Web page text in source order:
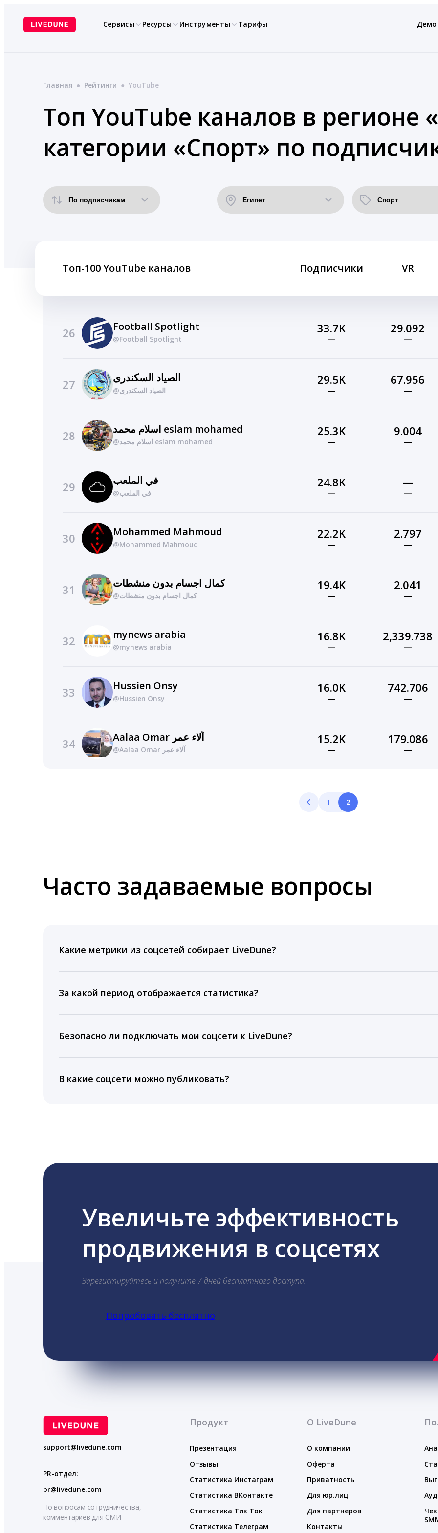
содержимому
Сервисы Ресурсы Инструменты Тарифы Демо
Главная ● Рейтинги ● YouTube
Топ YouTube каналов в регионе
категории «Спорт» по
Топ-100 YouTube каналов Подписчики VR
26 Football Spotlight
@Football Spotlight
33.7K
—
29.092
—
27 الصياد السكندرى
@الصياد السكندرى
29.5K
—
67.956
—
28 اسلام محمد eslam mohamed
@اسلام محمد eslam mohamed
25.3K
—
9.004
—
29 في الملعب
@في الملعب
24.8K
—
—
—
30 Mohammed Mahmoud
@Mohammed Mahmoud
22.2K
—
2.797
—
31 كمال اجسام بدون منشطات
@كمال اجسام بدون منشطات
19.4K
—
2.041
—
32 mynews arabia
@mynews arabia
16.8K
—
2,339.738
—
33 Hussien Onsy
@Hussien Onsy
16.0K
—
742.706
—
34 Aalaa Omar آلاء عمر
@Aalaa Omar آلاء عمر
15.2K
—
179.086
—
1 2
Часто задаваемые вопросы
Какие метрики из соцсетей собирает LiveDune?
время для публикации, показываем лучшие посты и присылаем автоматические отчеты с
За какой период отображается статистика?
подключении тарифа Блогер. При оплате тарифа Бизнес отображаются сведения за 3 года, а
5 лет.
Безопасно ли подключать мои соцсети к LiveDune?
информацию третьим лицам.
В какие соцсети можно публиковать?
Увеличьте эффективность
продвижения в соцсетях
Зарегистируйтесь и получите 7 дней бесплатного доступа.
Попробовать бесплатно
support@livedune.com
PR-отдел:
pr@livedune.com
По вопросам сотрудничества,
комментариев для СМИ
Продукт
Презентация
Отзывы
Статистика Инстаграм
Статистика ВКонтакте
Статистика Тик Ток
Статистика Телеграм
О LiveDune
О компании
Оферта
Приватность
Для юр.лиц
Для партнеров
Контакты